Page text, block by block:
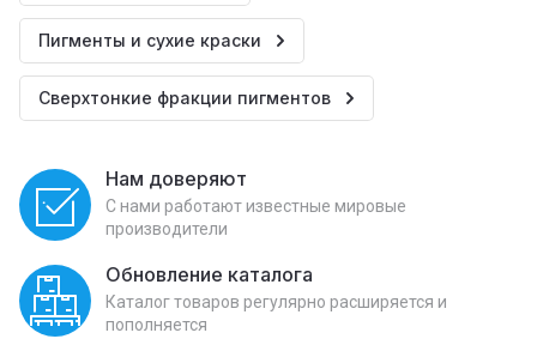
Пигменты и сухие краски
Сверхтонкие фракции пигментов
Нам доверяют
С нами работают известные мировые
производители
Обновление каталога
Каталог товаров регулярно расширяется и
пополняется